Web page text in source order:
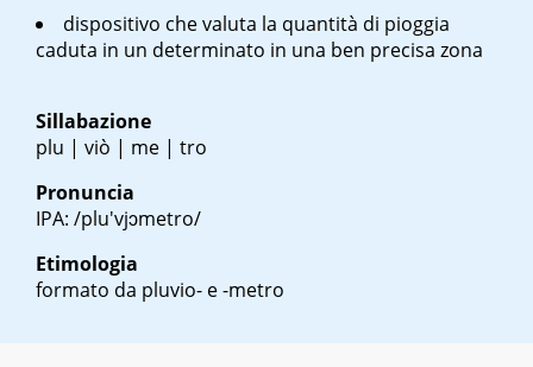
dispositivo che valuta la quantità di pioggia
caduta in un determinato in una ben precisa zona
Sillabazione
plu | viò | me | tro
Pronuncia
IPA: /plu'vjɔmetro/
Etimologia
formato da pluvio- e -metro